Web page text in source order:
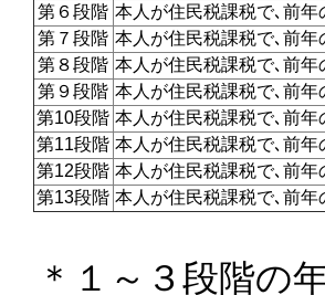
第６段階 本人が住民税課税で､前
第７段階 本人が住民税課税で､前
第８段階 本人が住民税課税で､前
第９段階 本人が住民税課税で､前
第10段階 本人が住民税課税で､前
第11段階 本人が住民税課税で､前
第12段階 本人が住民税課税で､前
第13段階 本人が住民税課税で､前
＊１～３段階の